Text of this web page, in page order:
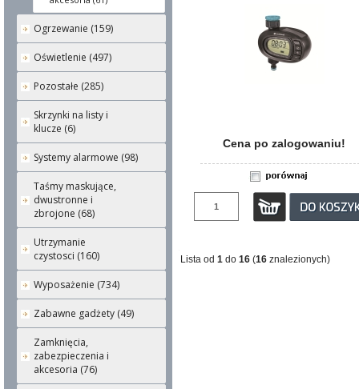
Ogrzewanie (159)
Oświetlenie (497)
Pozostałe (285)
Skrzynki na listy i
klucze (6)
Systemy alarmowe (98)
Taśmy maskujące,
dwustronne i
zbrojone (68)
Utrzymanie
czystosci (160)
Wyposażenie (734)
Zabawne gadżety (49)
Zamknięcia,
zabezpieczenia i
akcesoria (76)
Cena po zalogowaniu!
Lista od 1 do 16 (16 znalezionych)